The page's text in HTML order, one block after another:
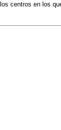
centros en los